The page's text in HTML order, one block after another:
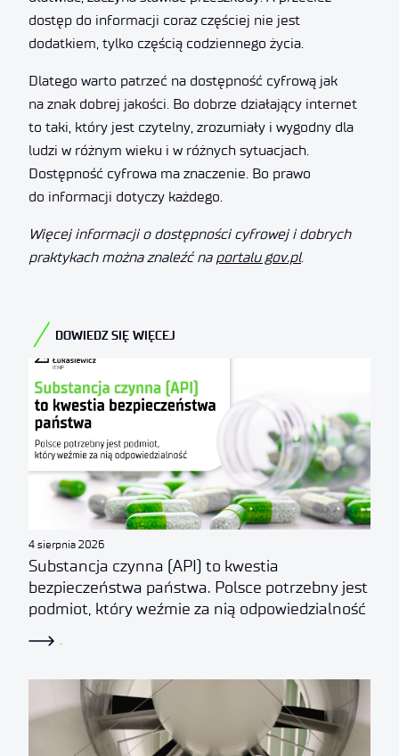
dostęp do informacji coraz częściej nie jest
dodatkiem, tylko częścią codziennego życia.
Dlatego warto patrzeć na dostępność cyfrową jak
na znak dobrej jakości. Bo dobrze działający internet
to taki, który jest czytelny, zrozumiały i wygodny dla
ludzi w różnym wieku i w różnych sytuacjach.
Dostępność cyfrowa ma znaczenie. Bo prawo
do informacji dotyczy każdego.
Więcej informacji o dostępności cyfrowej i dobrych
praktykach można znaleźć na portalu gov.pl.
DOWIEDZ SIĘ WIĘCEJ
Substancja czynna (API) to kwestia
bezpieczeństwa państwa. Polsce potrzebny jest
podmiot, który weźmie za nią odpowiedzialność
4 sierpnia 2026